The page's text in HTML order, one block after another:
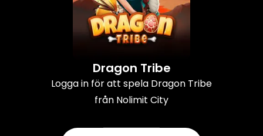
Dragon Tribe
Logga in för att spela Dragon Tribe
från Nolimit City